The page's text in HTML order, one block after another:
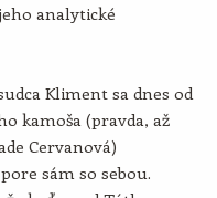
analytické
Kliment sa dnes od
kamoša (pravda, až
Cervanová)
sám so sebou.